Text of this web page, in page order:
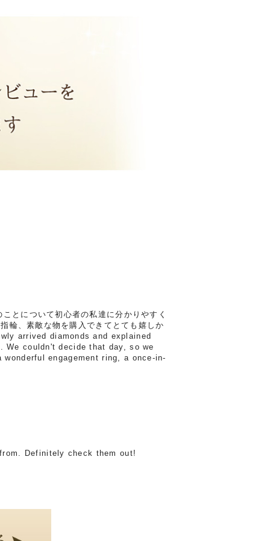
とについて初心者の私達に分かりやすく
輪、素敵な物を購入できてとても嬉しか
arrived diamonds and explained
We couldn't decide that day, so we
engagement ring, a once-in-
Definitely check them out!